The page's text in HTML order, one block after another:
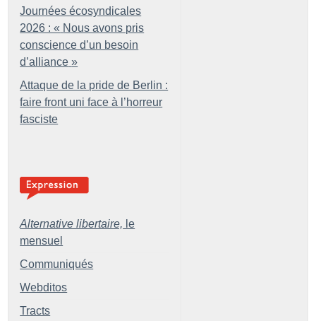
Journées écosyndicales
2026 : « Nous avons pris
conscience d’un besoin
d’alliance »
Attaque de la pride de Berlin :
faire front uni face à l’horreur
fasciste
Alternative libertaire, le
mensuel
Communiqués
Webditos
Tracts